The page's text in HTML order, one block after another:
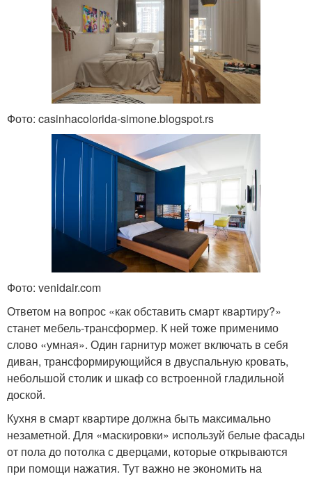
Фото: casinhacolorida-simone.blogspot.rs
Фото: venidair.com
Ответом на вопрос «как обставить смарт квартиру?»
станет мебель-трансформер. К ней тоже применимо
слово «умная». Один гарнитур может включать в себя
диван, трансформирующийся в двуспальную кровать,
небольшой столик и шкаф со встроенной гладильной
доской.
Кухня в смарт квартире должна быть максимально
незаметной. Для «маскировки» используй белые фасады
от пола до потолка с дверцами, которые открываются
при помощи нажатия. Тут важно не экономить на